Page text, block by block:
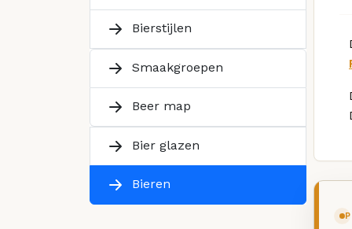
Bierstijlen
Smaakgroepen
Beer map
Bier glazen
Bieren